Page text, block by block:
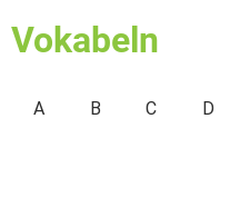
Vokabeln
A B C D